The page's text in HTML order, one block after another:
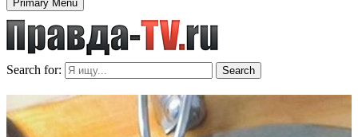
Primary Menu
Search for: Search